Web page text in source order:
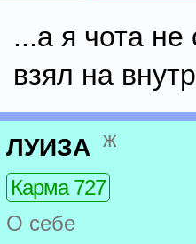
...а я чота не
взял на
ЛУИЗА ж
Карма 727
О себе